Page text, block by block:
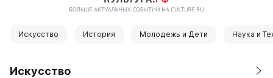
Искусство История Молодежь и Дети Наука и
Искусство